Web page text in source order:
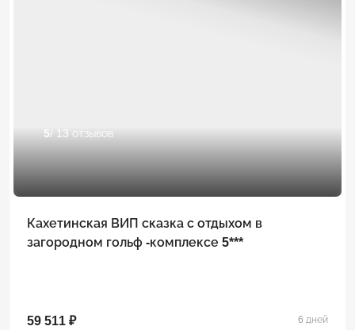
5/ 13 отзывов
Кахетинская ВИП сказка с отдыхом в
загородном гольф -комплексе 5***
59 511 ₽ 6 дней